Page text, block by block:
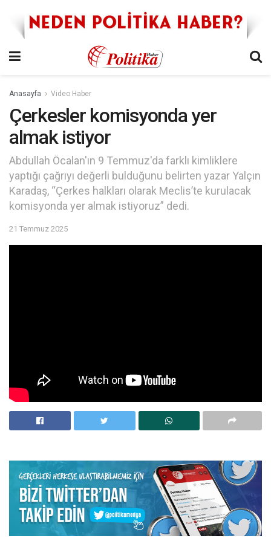
Anasayfa Video Haber
Çerkesler komisyonda yer
almak istiyor
Abdullah Öcalan'ın 9 Temmuz'da farklı kimliklere
yaptığı çağrıyı değerli bulduğunu belirten yazar Yalçın
Karadaş, “Çerkes halkları olarak Meclis’te kurulacak
komisyonda yer almak istiyoruz” dedi.
21 Temmuz 2025